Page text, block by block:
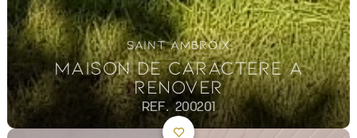
SAINT AMBROIX
MAISON DE CARACTERE A
RENOVER
REF. 200201